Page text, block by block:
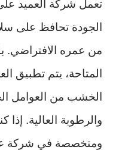
تعمل شركة العميد
الجودة تحافظ على
من عمره الافتراضي.
المتاحة، يتم تطبيق
الخشب من العوامل
والرطوبة العالية.
ومتخصصة في شركة